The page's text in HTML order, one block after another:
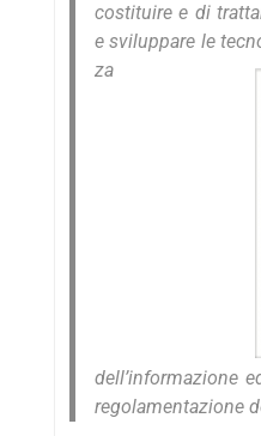
costituire e di
e sviluppare le
za
dell’informazione
regolamentazione